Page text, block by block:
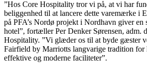
”Hos Core Hospitality tror vi på, at vi har
beliggenhed til at lancere dette varemærke i
på PFA’s Nordø projekt i Nordhavn giver en
hotel”, fortæller Per Denker Sørensen, adm.
Hospitality. ”Vi glæder os til at byde gæster
Fairfield by Marriotts langvarige tradition
effektive og moderne faciliteter”.